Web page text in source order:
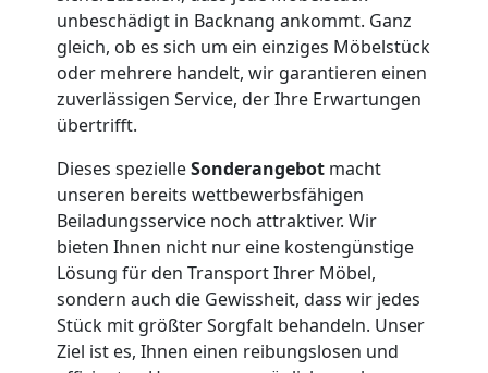
unbeschädigt in Backnang ankommt. Ganz
gleich, ob es sich um ein einziges Möbelstück
oder mehrere handelt, wir garantieren einen
zuverlässigen Service, der Ihre Erwartungen
übertrifft.
Dieses spezielleSonderangebot macht
unseren bereits wettbewerbsfähigen
Beiladungsservice noch attraktiver. Wir
bieten Ihnen nicht nur eine kostengünstige
Lösung für den Transport Ihrer Möbel,
sondern auch die Gewissheit, dass wir jedes
Stück mit größter Sorgfalt behandeln. Unser
Ziel ist es, Ihnen einen reibungslosen und
Full-
Service-
Umzug
Wolfsberg
Qualitäts-